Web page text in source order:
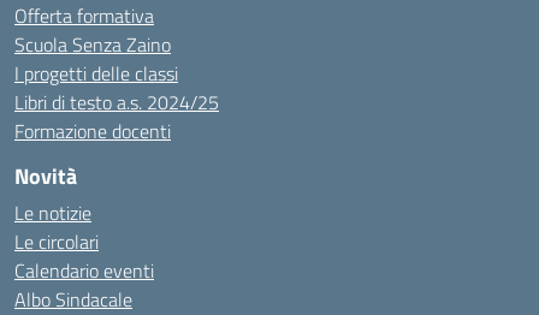
Offerta formativa
Scuola Senza Zaino
I progetti delle classi
Libri di testo a.s. 2024/25
Formazione docenti
Novità
Le notizie
Le circolari
Calendario eventi
Albo Sindacale